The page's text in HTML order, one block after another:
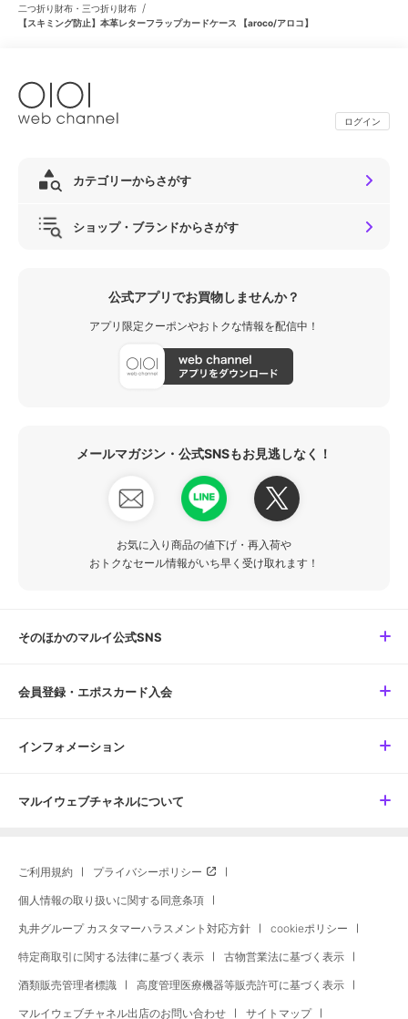
二つ折り財布・三つ折り財布 /
【スキミング防止】本革レターフラップカードケース 【aroco/アロコ】
ログイン
カテゴリーからさがす
ショップ・ブランドからさがす
公式アプリでお買物しませんか？
アプリ限定クーポンやおトクな情報を配信中！
メールマガジン・公式SNSもお見逃しなく！
お気に入り商品の値下げ・再入荷や
おトクなセール情報がいち早く受け取れます！
そのほかのマルイ公式SNS
会員登録・エポスカード入会
インフォメーション
マルイウェブチャネルについて
ご利用規約 プライバシーポリシー
個人情報の取り扱いに関する同意条項
丸井グループ カスタマーハラスメント対応方針 cookieポリシー
特定商取引に関する法律に基づく表示 古物営業法に基づく表示
酒類販売管理者標識 高度管理医療機器等販売許可に基づく表示
マルイウェブチャネル出店のお問い合わせ サイトマップ